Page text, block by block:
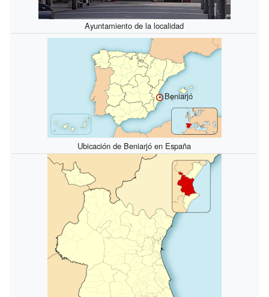
Ayuntamiento de la localidad
Beniarjó
Ubicación de Beniarjó en España